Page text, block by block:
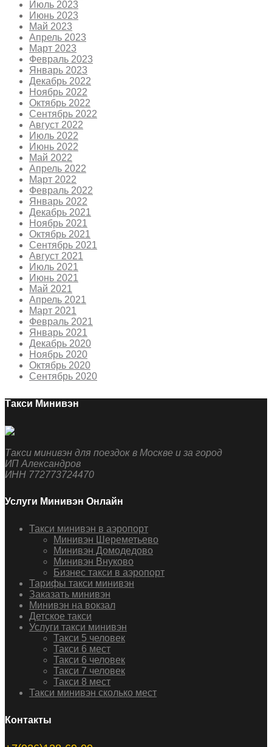
Июль 2023
Июнь 2023
Май 2023
Апрель 2023
Март 2023
Февраль 2023
Январь 2023
Декабрь 2022
Ноябрь 2022
Октябрь 2022
Сентябрь 2022
Август 2022
Июль 2022
Июнь 2022
Май 2022
Апрель 2022
Март 2022
Февраль 2022
Январь 2022
Декабрь 2021
Ноябрь 2021
Октябрь 2021
Сентябрь 2021
Август 2021
Июль 2021
Июнь 2021
Май 2021
Апрель 2021
Март 2021
Февраль 2021
Январь 2021
Декабрь 2020
Ноябрь 2020
Октябрь 2020
Сентябрь 2020
Такси Минивэн
Такси минивэн для поездок в Москве и за город
ИП Александров
ИНН 772773724470
Услуги Минивэн Онлайн
Такси минивэн в аэропорт
Минивэн Шереметьево
Минивэн Домодедово
Минивэн Внуково
Бизнес такси в аэропорт
Тарифы такси минивэн
Заказать минивэн
Минивэн на вокзал
Детское такси
Услуги такси минивэн
Такси 5 человек
Такси 6 мест
Такси 6 человек
Такси 7 человек
Такси 8 мест
Такси минивэн сколько мест
Контакты